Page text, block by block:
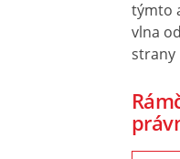
týmto
vlna
strany